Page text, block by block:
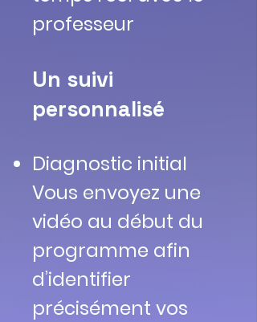
professeur
Un suivi
personnalisé
Diagnostic initial
Vous envoyez une
vidéo au début du
programme afin
d’identifier
précisément vos